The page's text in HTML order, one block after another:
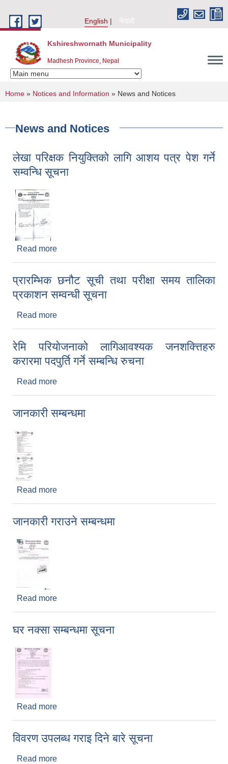
English
नेपाली
Kshireshwornath Municipality
Madhesh Province, Nepal
You are here
Home » Notices and Information » News and Notices
News and Notices
लेखा परिक्षक नियुक्तिकाे लागि आशय पत्र पेश गर्ने
सम्वन्धि सूचना
Read more
प्रारम्भिक छनौट सूची तथा परीक्षा समय तालिका
प्रकाशन सम्वन्धी सूचना
Read more
रेमि परियाेजनाकाे लागिआवश्यक जनशक्त्तिहरु
करारमा पदपुर्ति गर्ने सम्बन्धि रुचना
Read more
जानकारी सम्बन्धमा
Read more
जानकारी गराउने सम्बन्धमा
Read more
घर नक्सा सम्बन्धमा सूचना
Read more
विवरण उपलब्ध गराइ दिने बारे सूचना
Read more